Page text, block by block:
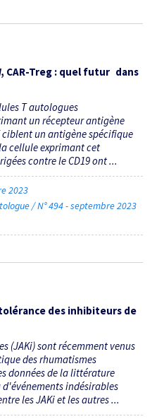
CAR-Treg : quel futur dans
T autologues
un récepteur antigène
ciblent un antigène spécifique
cellule exprimant cet
contre le CD19 ont ...
2023
/ N° 494 - septembre 2023
des inhibiteurs de
(JAKi) sont récemment venus
des rhumatismes
données de la littérature
indésirables
les JAKi et les autres ...